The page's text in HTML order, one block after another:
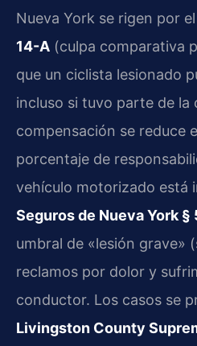
Nueva York se rigen por el
14-A (culpa comparativa
que un ciclista lesionado
incluso si tuvo parte de la
compensación se reduce
porcentaje de
vehículo motorizado está
Seguros de Nueva York §
umbral de «lesión grave»
reclamos por dolor y
conductor. Los casos se
Livingston County